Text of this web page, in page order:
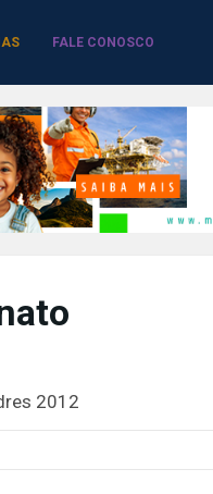
FALE CONOSCO
2012